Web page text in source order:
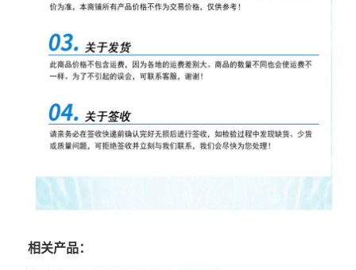
相关产品：